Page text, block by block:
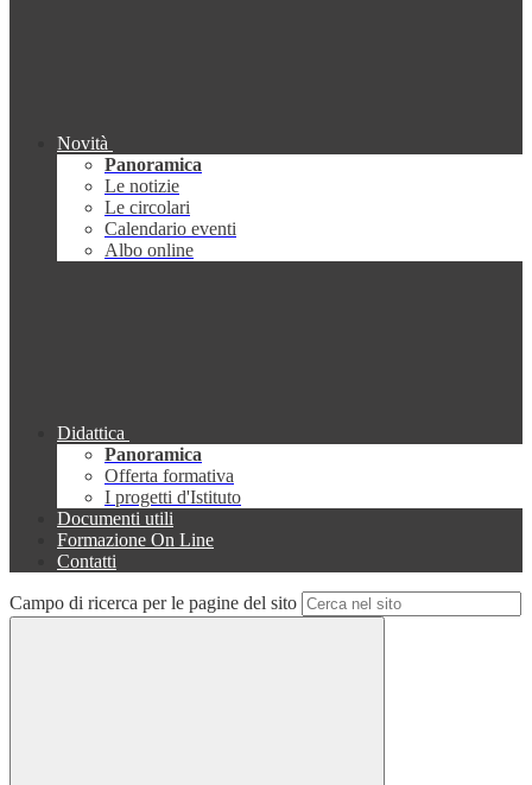
Novità
Panoramica
Le notizie
Le circolari
Calendario eventi
Albo online
Didattica
Panoramica
Offerta formativa
I progetti d'Istituto
Documenti utili
Formazione On Line
Contatti
Campo di ricerca per le pagine del sito